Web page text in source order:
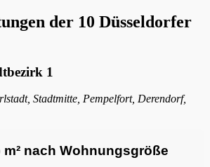
der 10 Düsseldorfer
1
Stadtmitte, Pempelfort, Derendorf,
nach Wohnungsgröße